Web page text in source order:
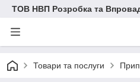
ТОВ НВП Розробка та
Товари та послуги